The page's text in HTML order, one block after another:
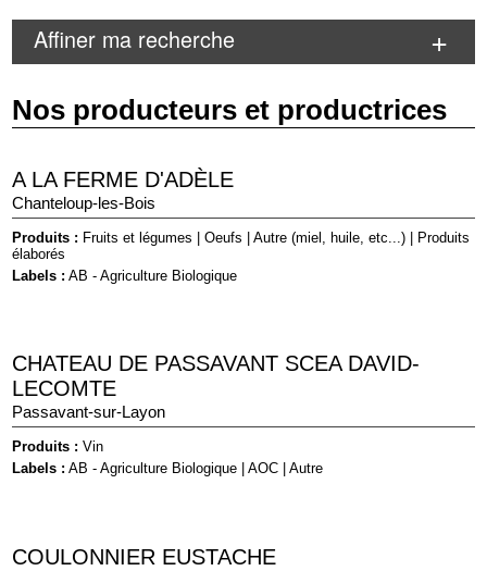
Affiner ma recherche
Nos producteurs et productrices
A LA FERME D'ADÈLE
Chanteloup-les-Bois
Produits : Fruits et légumes |Oeufs |Autre (miel, huile, etc...)
Produits
élaborés
Labels : AB - Agriculture Biologique
CHATEAU DE PASSAVANT SCEA DAVID-
LECOMTE
Passavant-sur-Layon
Produits : Vin
Labels : AB - Agriculture Biologique |AOC |Autre
COULONNIER EUSTACHE